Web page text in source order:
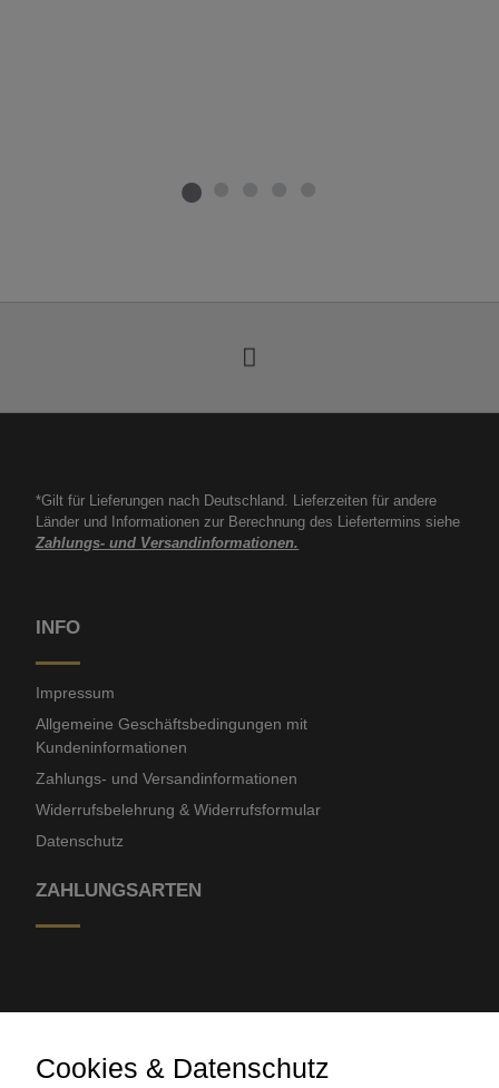
*Gilt für Lieferungen nach Deutschland. Lieferzeiten für andere
Länder und Informationen zur Berechnung des Liefertermins siehe
Zahlungs- und Versandinformationen.
INFO
Impressum
Allgemeine Geschäftsbedingungen mit
Kundeninformationen
Zahlungs- und Versandinformationen
Widerrufsbelehrung & Widerrufsformular
Datenschutz
ZAHLUNGSARTEN
Cookies & Datenschutz